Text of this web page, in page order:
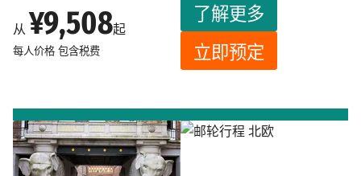
从 ¥9,508起
每人价格 包含税费
了解更多
立即预定